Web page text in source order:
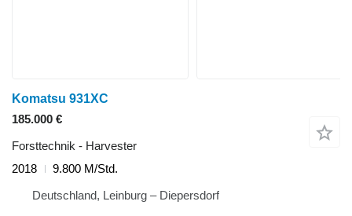
Komatsu 931XC
185.000 €
Forsttechnik - Harvester
2018
9.800 M/Std.
Deutschland, Leinburg – Diepersdorf